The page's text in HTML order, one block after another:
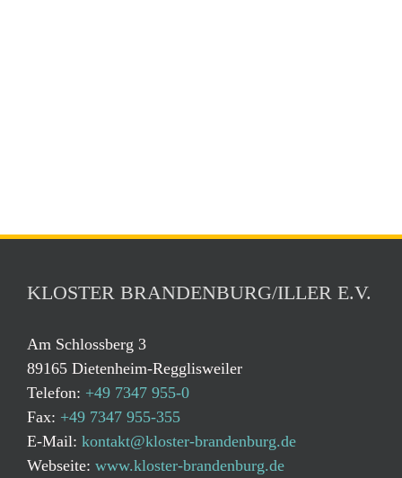
KLOSTER BRANDENBURG/ILLER E.V.
Am Schlossberg 3
89165 Dietenheim-Regglisweiler
Telefon: +49 7347 955-0
Fax: +49 7347 955-355
E-Mail: kontakt@kloster-brandenburg.de
Webseite: www.kloster-brandenburg.de